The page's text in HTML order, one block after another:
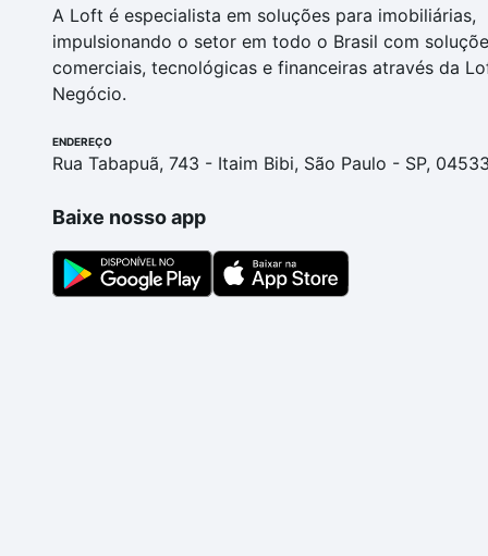
A Loft é especialista em soluções para imobiliárias,
impulsionando o setor em todo o Brasil com
comerciais, tecnológicas e financeiras através da
Negócio.
ENDEREÇO
Rua Tabapuã, 743 - Itaim Bibi, São Paulo - SP,
Baixe nosso app